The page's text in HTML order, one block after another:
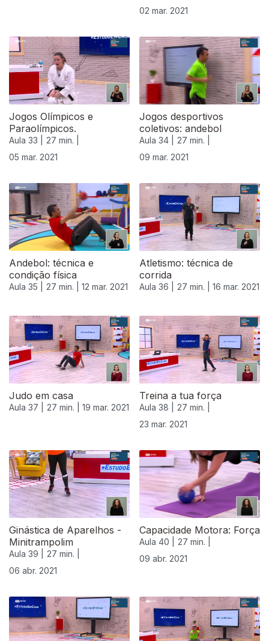
02 mar. 2021
Jogos Olímpicos e
Paraolímpicos.
Aula 33 |
27 min. |
05 mar. 2021
Jogos desportivos
coletivos: andebol
Aula 34 |
27 min. |
09 mar. 2021
Andebol: técnica e
condição física
Aula 35 | 27 min. | 12 mar. 2021
Atletismo: técnica de
corrida
Aula 36 | 27 min. | 16 mar. 2021
530869
Judo em casa
Aula 37 | 27 min. | 19 mar. 2021
Treina a tua força
Aula 38 |
27 min. |
23 mar. 2021
Ginástica de Aparelhos -
Minitrampolim
Aula 39 |
27 min. |
06 abr. 2021
Capacidade Motora: Força
Aula 40 |
27 min. |
09 abr. 2021